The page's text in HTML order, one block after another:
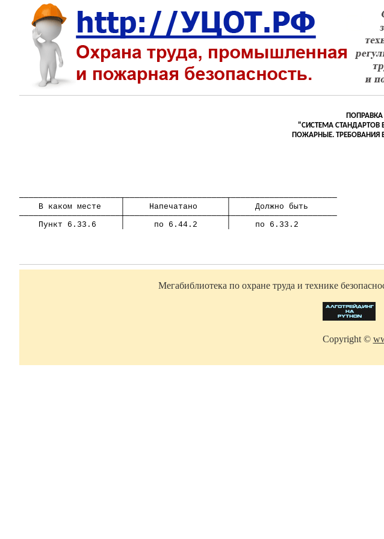
ПОПРАВКА
"СИСТЕМА СТАНДАРТОВ
ПОЖАРНЫЕ. ТРЕБОВАНИЯ
─────────────────────┬─────────────────────┬──────────────────────
В каком месте
Напечатано
Должно быть
─────────────────────┼─────────────────────┼──────────────────────
Пункт 6.33.6
по 6.44.2 по 6.33.2
Мегабиблиотека по охране труда и технике
Copyright ©